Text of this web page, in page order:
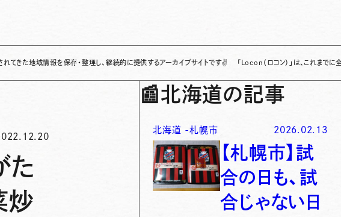
を保存・整理し、継続的に提供するアーカイブサイトです✌ 「Locon（ロコン）」は、これまでに全国各地で発
た
炒
📰北海道の記事
北海道 -札幌市 2026.02.13
【札幌市】試
合の日も、試
合じゃない日